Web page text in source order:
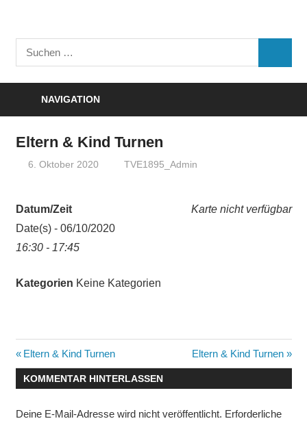
Turnverein
"Frisch
Suchen
nach:
NAVIGATION
Eltern & Kind Turnen
6. Oktober 2020 TVE1895_Admin
Karte nicht verfügbar
Datum/Zeit
Date(s) - 06/10/2020
16:30 - 17:45
Kategorien Keine Kategorien
Beitragsnavigation
Vorheriger
Beitrag:
Eltern & Kind Turnen
Nächster
Beitrag:
Eltern & Kind Turnen
KOMMENTAR HINTERLASSEN
Deine E-Mail-Adresse wird nicht veröffentlicht. Erforderliche